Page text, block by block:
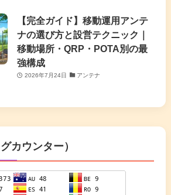
【完全ガイド】移動運用アンテ
ナの選び方と設営テクニック｜
移動場所・QRP・POTA別の最
強構成
2026年7月24日 アンテナ
カウンター）